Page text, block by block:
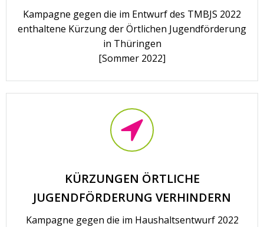
Kampagne gegen die im Entwurf des TMBJS 2022
enthaltene Kürzung der Örtlichen Jugendförderung
in Thüringen
[Sommer 2022]
KÜRZUNGEN ÖRTLICHE
JUGENDFÖRDERUNG VERHINDERN
Kampagne gegen die im Haushaltsentwurf 2022